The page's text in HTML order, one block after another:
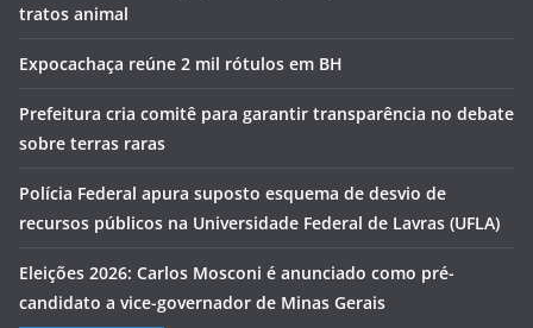
tratos animal
Expocachaça reúne 2 mil rótulos em BH
Prefeitura cria comitê para garantir transparência no debate
sobre terras raras
Polícia Federal apura suposto esquema de desvio de
recursos públicos na Universidade Federal de Lavras (UFLA)
Eleições 2026: Carlos Mosconi é anunciado como pré-
candidato a vice-governador de Minas Gerais